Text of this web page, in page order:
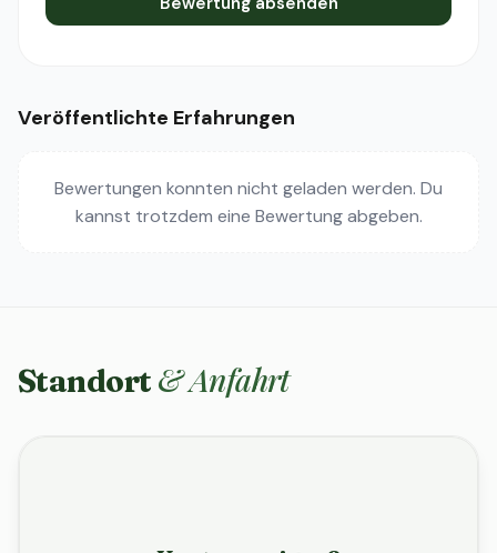
Veröffentlichte Erfahrungen
Bewertungen konnten nicht geladen werden. Du
kannst trotzdem eine Bewertung abgeben.
Standort & Anfahrt